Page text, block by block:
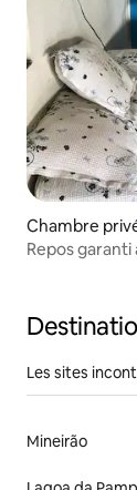
Chambre
Repos
Les sites
Mineirão